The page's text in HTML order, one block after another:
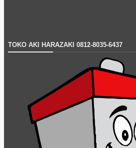
TOKO AKI HARAZAKI 0812-8035-6437